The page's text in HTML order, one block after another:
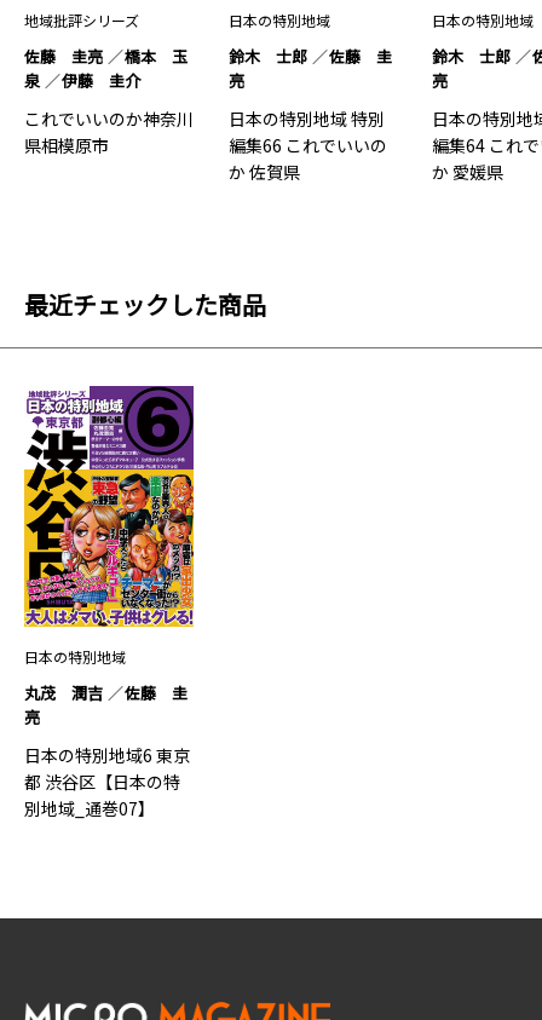
地域批評シリーズ
佐藤 圭亮
橋本 玉
泉
伊藤 圭介
これでいいのか神奈川
県相模原市
日本の特別地域
鈴木 士郎
佐藤 圭
亮
日本の特別地域 特別
編集66 これでいいの
か 佐賀県
日本の特別地域
鈴木 士郎
亮
日本の特別地
編集64 これ
か 愛媛県
最近チェックした商品
日本の特別地域
丸茂 潤吉
佐藤 圭
亮
日本の特別地域6 東京
都 渋谷区【日本の特
別地域_通巻07】